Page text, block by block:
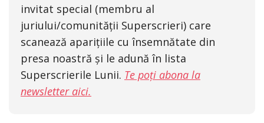
invitat special (membru al
juriului/comunității Superscrieri) care
scanează aparițiile cu însemnătate din
presa noastră și le adună în lista
Superscrierile Lunii. Te poți abona la
newsletter aici.